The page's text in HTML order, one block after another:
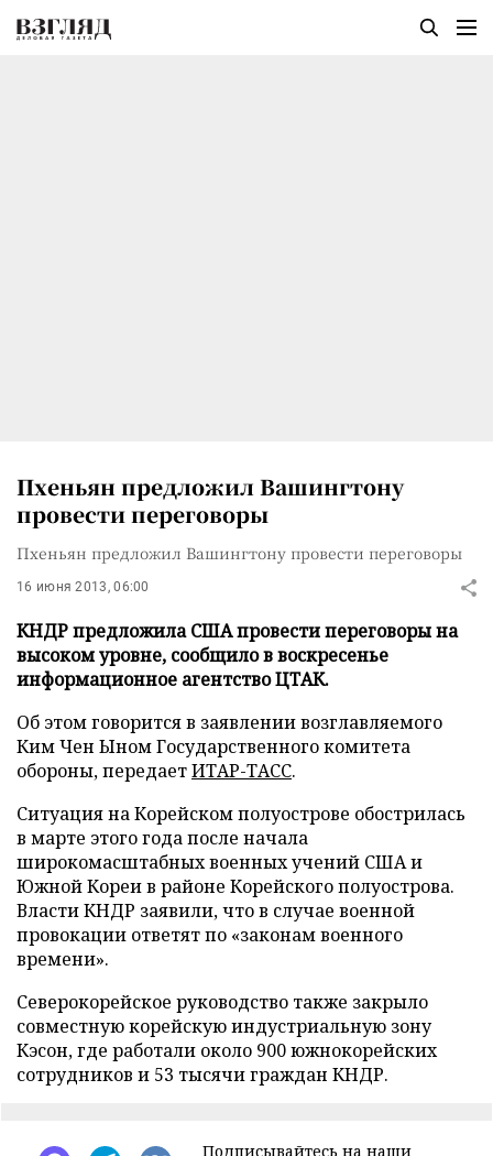
Пхеньян предложил Вашингтону
провести переговоры
Пхеньян предложил Вашингтону провести переговоры
16 июня 2013, 06:00
КНДР предложила США провести переговоры на
высоком уровне, сообщило в воскресенье
информационное агентство ЦТАК.
Об этом говорится в заявлении возглавляемого
Ким Чен Ыном Государственного комитета
обороны, передаетИТАР-ТАСС.
Ситуация на Корейском полуострове обострилась
в марте этого года после начала
широкомасштабных военных учений США и
Южной Кореи в районе Корейского полуострова.
Власти КНДР заявили, что в случае военной
провокации ответят по «законам военного
времени».
Северокорейское руководство также закрыло
совместную корейскую индустриальную зону
Кэсон, где работали около 900 южнокорейских
сотрудников и 53 тысячи граждан КНДР.
Подписывайтесь на наши